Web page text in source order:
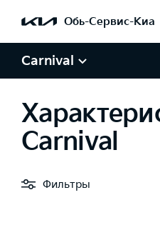
Обь-Сервис-Киа
Carnival
Carnival
Фильтры